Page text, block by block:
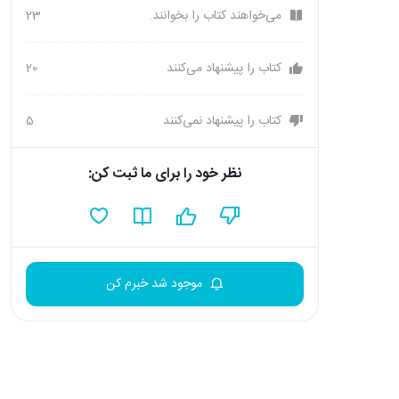
می‌خواهند کتاب را بخوانند. 23
کتاب را پیشنهاد می‌کنند 20
کتاب را پیشنهاد نمی‌کنند 5
نظر خود را برای ما ثبت کن:
موجود شد خبرم کن